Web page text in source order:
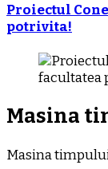
Proiectul
potrivita!
Masina
Masina